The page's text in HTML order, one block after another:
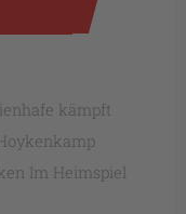
kämpft
Im Heimspiel